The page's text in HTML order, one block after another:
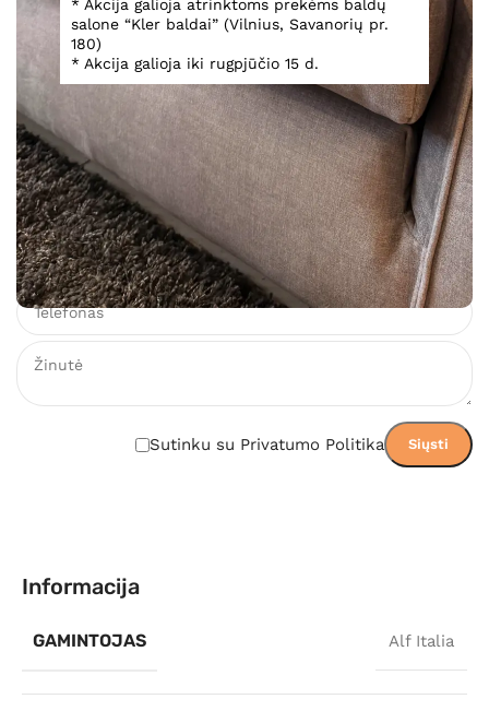
* Akcija galioja atrinktoms prekėms baldų
salone “Kler baldai” (Vilnius, Savanorių pr.
180)
* Akcija galioja iki rugpjūčio 15 d.
Valgomojo baldai Jupiter
Teirautis
Įsiminti
Teirautis dėl prekės
Sutinku su Privatumo Politika
Informacija
GAMINTOJAS Alf Italia